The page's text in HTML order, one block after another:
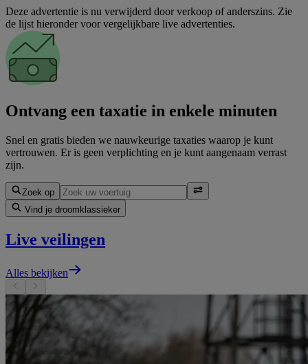
Deze advertentie is nu verwijderd door verkoop of anderszins. Zie
de lijst hieronder voor vergelijkbare live advertenties.
Ontvang een taxatie in enkele minuten
Snel en gratis bieden we nauwkeurige taxaties waarop je kunt
vertrouwen. Er is geen verplichting en je kunt aangenaam verrast
zijn.
Zoek op
Vind je droomklassieker
Live veilingen
Alles bekijken